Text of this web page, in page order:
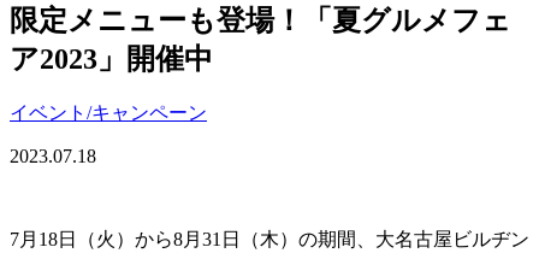
限定メニューも登場！「夏グルメフェ
ア2023」開催中
イベント/キャンペーン
2023.07.18
7月18日（火）から8月31日（木）の期間、大名古屋ビルヂン